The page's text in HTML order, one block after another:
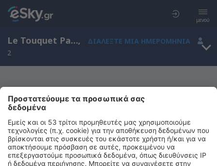
μενού
Le Touquet Paris Plage, Nord-Pas-de-Calais, Γαλλία,
ΔΙΑΛΈΞΤΕ ΜΙΑ ΗΜΕΡΟΜΗΝΊΑ
2
Μας συγχωρείτε, δεν υπάρχουν
αποτελέσματα για την αναζήτησή σας
Προσπαθήστε να κάνετε αναζήτηση με διαφορετικά κριτήρια